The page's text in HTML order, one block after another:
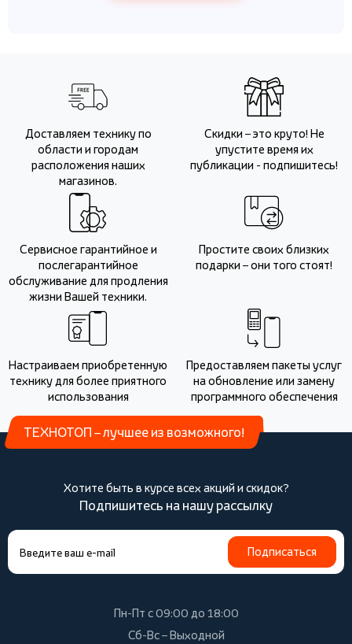
Доставляем технику по
области и городам
расположения наших
магазинов.
Скидки – это круто! Не
упустите время их
публикации - подпишитесь!
Сервисное гарантийное и
послегарантийное
обслуживание для продления
жизни Вашей техники.
Простите своих близких
подарки – они того стоят!
Настраиваем приобретенную
технику для более приятного
использования
Предоставляем пакеты услуг
на обновление или замену
программного обеспечения
ТЕХНОТОП – лучшее из возможного!
Хотите быть в курсе всех акций и скидок?
Подпишитесь на нашу рассылку
Подписаться
Пн-Пт с 09:00 до 18:00
Сб-Вс – Выходной